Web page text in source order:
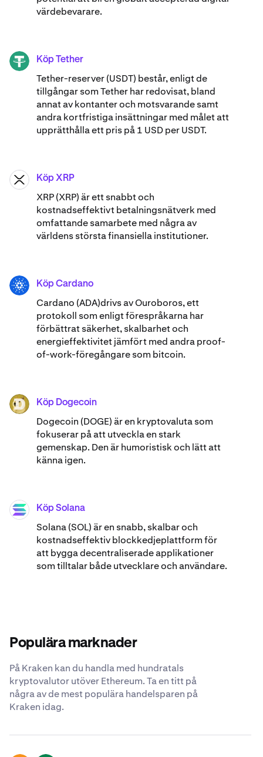
värdebevarare.
USDT Köp Tether
Tether-reserver (USDT) består, enligt de
tillgångar som Tether har redovisat, bland
annat av kontanter och motsvarande samt
andra kortfristiga insättningar med målet att
upprätthålla ett pris på 1 USD per USDT.
XRP Köp XRP
XRP (XRP) är ett snabbt och
kostnadseffektivt betalningsnätverk med
omfattande samarbete med några av
världens största finansiella institutioner.
ADA Köp Cardano
Cardano (ADA)​drivs av Ouroboros, ett
protokoll som enligt förespråkarna har
förbättrat säkerhet, skalbarhet och
energieffektivitet jämfört med andra proof-
of-work-föregångare som bitcoin.
DOGE Köp Dogecoin
Dogecoin (DOGE) är en kryptovaluta som
fokuserar på att utveckla en stark
gemenskap. Den är humoristisk och lätt att
känna igen.
SOL Köp Solana
Solana (SOL) är en snabb, skalbar och
kostnadseffektiv blockkedjeplattform för
att bygga decentraliserade applikationer
som tilltalar både utvecklare och användare.
Populära marknader
På Kraken kan du handla med hundratals
kryptovalutor utöver Ethereum. Ta en titt på
några av de mest populära handelsparen på
Kraken idag.